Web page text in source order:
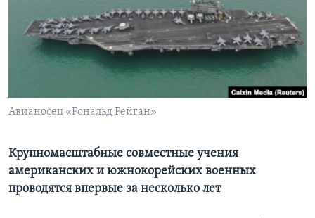
Learning English
СОЦИАЛЬНЫЕ СЕТИ
Aвианосец «Рональд Рейган»
Крупномасштабные совместные учения
американских и южнокорейских военных
проводятся впервые за несколько лет